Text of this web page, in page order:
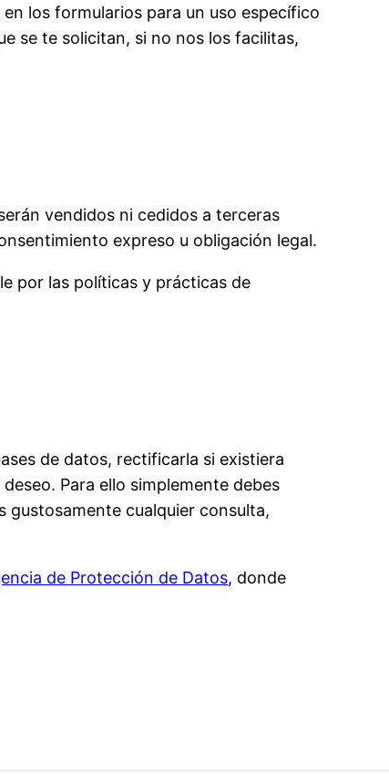
los formularios para un uso específico
se te solicitan, si no nos los facilitas,
vendidos ni cedidos a terceras
expreso u obligación legal.
por las políticas y prácticas de
de datos, rectificarla si existiera
Para ello simplemente debes
gustosamente cualquier consulta,
de Protección de Datos, donde